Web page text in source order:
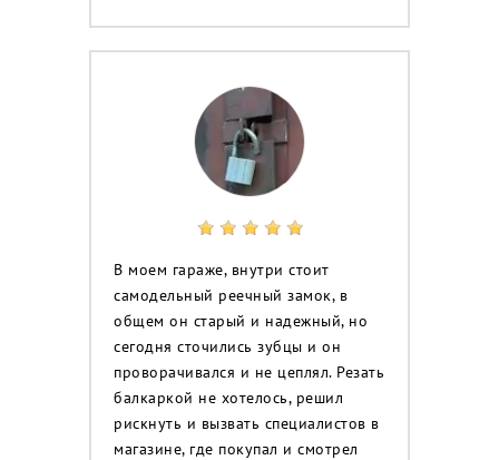
В моем гараже, внутри стоит
самодельный реечный замок, в
общем он старый и надежный, но
сегодня сточились зубцы и он
проворачивался и не цеплял. Резать
балкаркой не хотелось, решил
рискнуть и вызвать специалистов в
магазине, где покупал и смотрел